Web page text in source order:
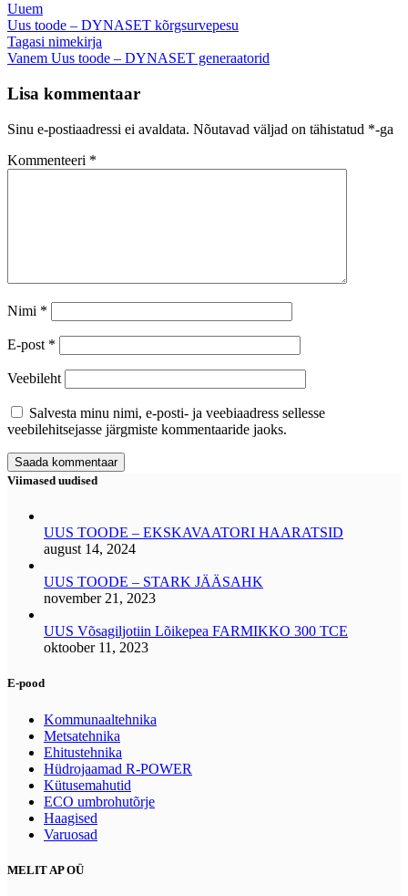
Uuem
Uus toode – DYNASET kõrgsurvepesu
Tagasi nimekirja
Vanem Uus toode – DYNASET generaatorid
Lisa kommentaar
Sinu e-postiaadressi ei avaldata. Nõutavad väljad on tähistatud *-ga
Kommenteeri *
Nimi *
E-post *
Veebileht
Salvesta minu nimi, e-posti- ja veebiaadress sellesse
veebilehitsejasse järgmiste kommentaaride jaoks.
Viimased uudised
UUS TOODE – EKSKAVAATORI HAARATSID
august 14, 2024
UUS TOODE – STARK JÄÄSAHK
november 21, 2023
UUS Võsagiljotiin Lõikepea FARMIKKO 300 TCE
oktoober 11, 2023
E-pood
Kommunaaltehnika
Metsatehnika
Ehitustehnika
Hüdrojaamad R-POWER
Kütusemahutid
ECO umbrohutõrje
Haagised
Varuosad
MELIT AP OÜ